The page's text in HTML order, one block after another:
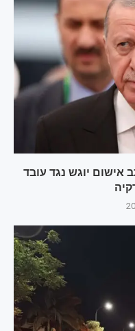
יוגש נגד עובד